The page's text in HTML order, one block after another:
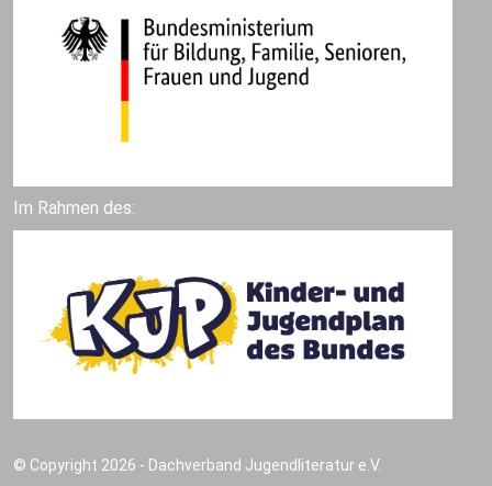
Im Rahmen des:
© Copyright 2026 - Dachverband Jugendliteratur e.V.